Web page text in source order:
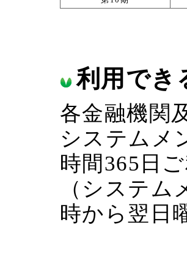
利用でき
各金融機関
システムメ
時間365日
（システ
時から翌日